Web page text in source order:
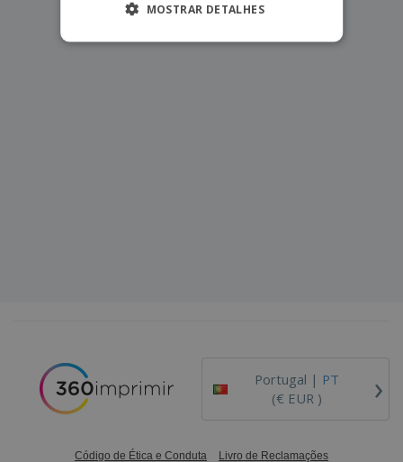
Portugal | PT
(€ EUR )
›
Código de Ética e Conduta Livro de Reclamações
MOSTRAR DETALHES